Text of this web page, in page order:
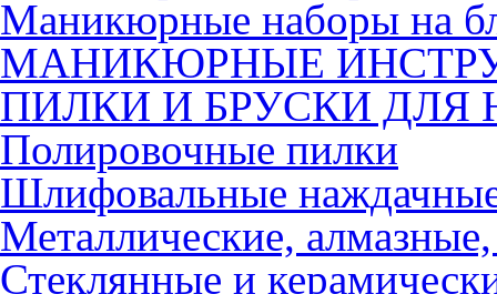
Маникюрные наборы на
МАНИКЮРНЫЕ
ПИЛКИ И БРУСКИ ДЛЯ
Полировочные пилки
Шлифовальные
Металлические,
Стеклянные и